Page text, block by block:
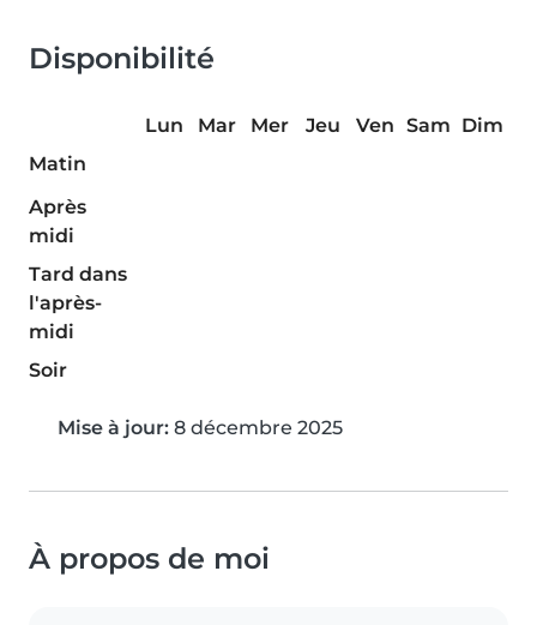
Disponibilité
Lun Mar Mer Jeu Ven Sam Dim
Matin
Après
midi
Tard dans
l'après-
midi
Soir
Mise à jour: 8 décembre 2025
À propos de moi